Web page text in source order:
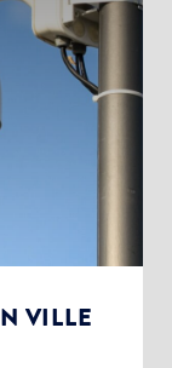
VILLE